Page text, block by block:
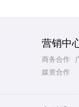
营销中
商务合作
媒资合作